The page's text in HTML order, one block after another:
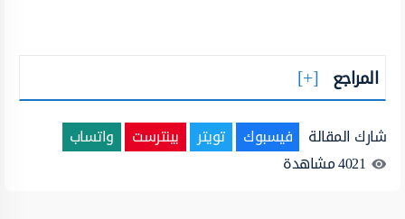
المراجع
شارك المقالة فيسبوك تويتر بينترست
واتساب
4021مشاهدة